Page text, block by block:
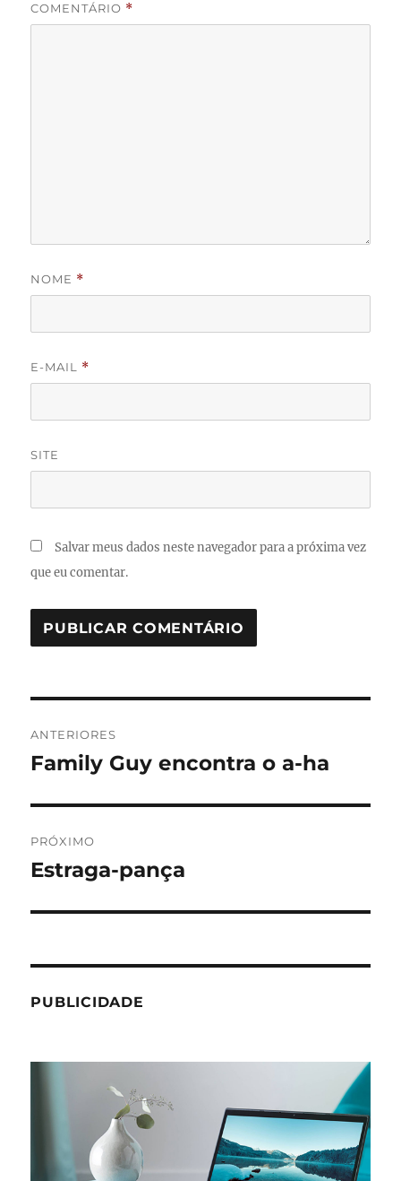
COMENTÁRIO *
NOME *
E-MAIL *
SITE
Salvar meus dados neste navegador para a próxima vez
que eu comentar.
de
ANTERIORES
Post
Family Guy encontra o a-ha
PRÓXIMO
Próximo
Estraga-pança
PUBLICIDADE